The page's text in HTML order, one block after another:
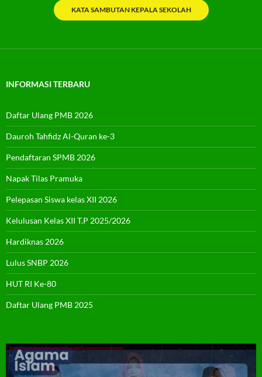
KATA SAMBUTAN KEPALA SEKOLAH
INFORMASI TERBARU
Daftar Ulang PMB 2026
Dauroh Tahfidz Al-Quran ke-3
Pendaftaran SPMB 2026
Napak Tilas Pramuka
Pelepasan Siswa kelas XII 2026
Kelulusan Kelas XII T.P 2025/2026
Hardiknas 2026
Lulus SNBP 2026
HUT RI Ke-80
Daftar Ulang PMB 2025